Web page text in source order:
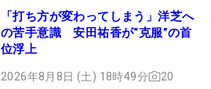
「打ち方が変わってしまう」洋芝へ
の苦手意識 安田祐香が“克服”の首
位浮上
2026年8月8日 (土) 18時49分 20